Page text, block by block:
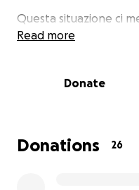
Questa situazione ci
giorno
Read more
Donate
Donations 26